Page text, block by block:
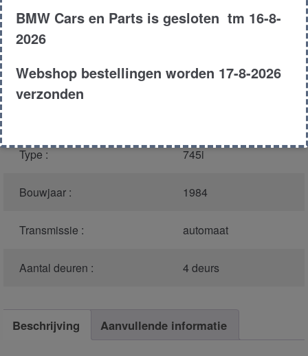
Kleur :
196 - Zobelbraun-
Carroserie : Sedan
Type : 745i
Bouwjaar : 1984
Transmissie : automaat
Aantal deuren : 4 deurs
Beschrijving Aanvullende informatie
BMW Cars en Parts is gesloten tm 16-8-
2026
Webshop bestellingen worden 17-8-2026
verzonden